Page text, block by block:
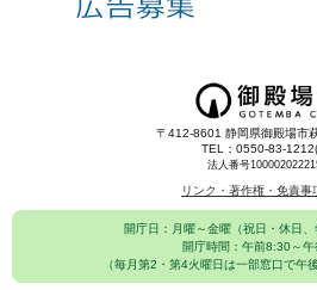
〒412-8601 静岡県御殿場市
TEL：0550-83-
法人番号
リンク・著作権・免責事
開庁日：月曜～金曜（祝日・休日、
開庁時間：午前8:30～
（毎月第2・第4火曜日は一部窓口で午